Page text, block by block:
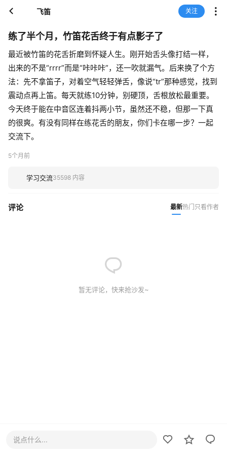
飞笛 关注
练了半个月，竹笛花舌终于有点影子了
最近被竹笛的花舌折磨到怀疑人生。刚开始舌头像打结一样，
出来的不是“rrrr”而是“咔咔咔”，还一吹就漏气。后来换了个方
法：先不拿笛子，对着空气轻轻弹舌，像说“tr”那种感觉，找到
震动点再上笛。每天就练10分钟，别硬顶，舌根放松最重要。
今天终于能在中音区连着抖两小节，虽然还不稳，但那一下真
的很爽。有没有同样在练花舌的朋友，你们卡在哪一步？一起
交流下。
5个月前
学习交流35598 内容
评论 最新热门 只看作者
暂无评论，快来抢沙发~
说点什么...